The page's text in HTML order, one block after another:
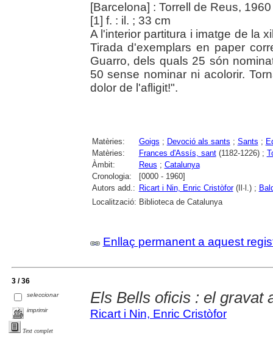
[Barcelona] : Torrell de Reus, 1960
[1] f. : il. ; 33 cm
A l'interior partitura i imatge de la
Tirada d'exemplars en paper
Guarro, dels quals 25 són
50 sense nominar ni acolorir.
dolor de l'afligit!".
Matèries: Goigs ; Devoció als sants ; Sants ;
Matèries:
Frances d'Assís, sant(1182-1226) ;
Àmbit:
Reus ; Catalunya
Cronologia:
[0000 - 1960]
Autors add.: Ricart i Nin, Enric Cristòfor(Il·l.) ;
Localització: Biblioteca de Catalunya
Enllaç permanent a aquest
3 / 36
seleccionar
imprimir
Text complet
Els Bells oficis : el gravat
Ricart i Nin, Enric Cristòfor